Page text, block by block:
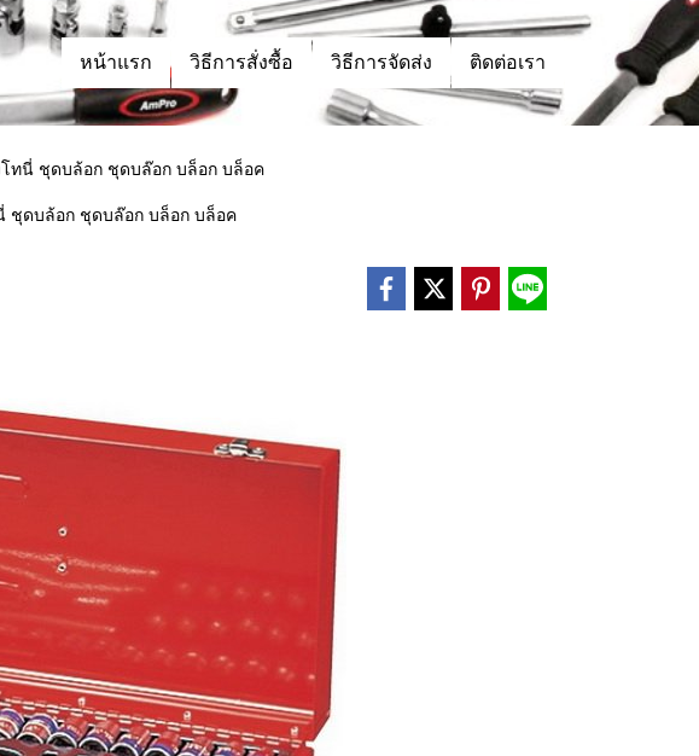
หน้าแรก วิธีการสั่งซื้อ วิธีการจัดส่ง ติดต่อเรา
โทนี่ ชุดบล้อก ชุดบล๊อก บล็อก บล็อค
ชุดบล้อก ชุดบล๊อก บล็อก บล็อค